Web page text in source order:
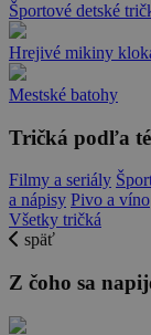
Športové detské
Hrejivé mikiny
Mestské batohy
Tričká podľa
Filmy a seriály
a nápisy Pivo a víno
Všetky tričká
späť
Z čoho sa